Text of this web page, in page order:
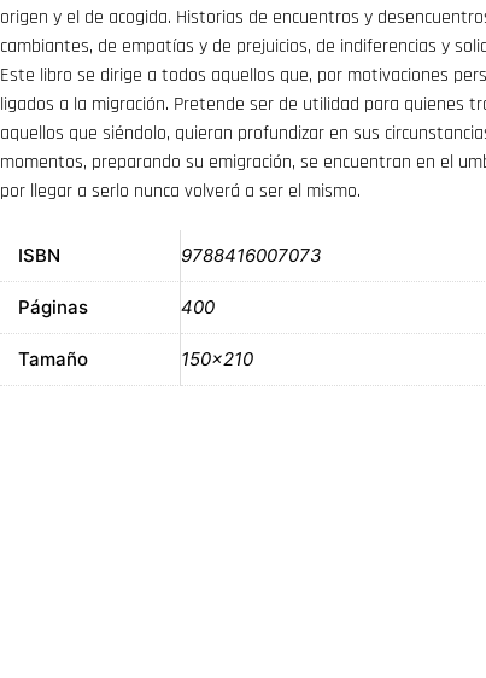
origen y el de acogida. Historias de encuentros y
cambiantes, de empatías y de prejuicios, de indiferencias y
Este libro se dirige a todos aquellos que, por motivaciones
ligados a la migración. Pretende ser de utilidad para quienes
aquellos que siéndolo, quieran profundizar en sus
momentos, preparando su emigración, se encuentran en el
por llegar a serlo nunca volverá a ser el mismo.
ISBN 9788416007073
Páginas 400
Tamaño 150×210